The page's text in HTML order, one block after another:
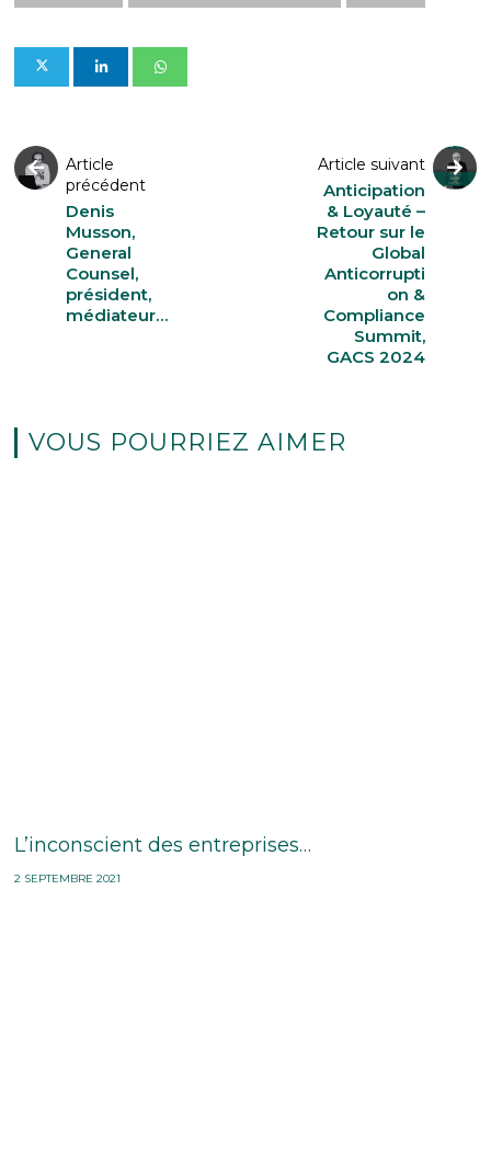
Article
précédent
Denis
Musson,
General
Counsel,
président,
médiateur…
Article suivant
Anticipation
& Loyauté –
Retour sur le
Global
Anticorrupti
on &
Compliance
Summit,
GACS 2024
VOUS POURRIEZ AIMER
L’inconscient des entreprises…
2 SEPTEMBRE 2021